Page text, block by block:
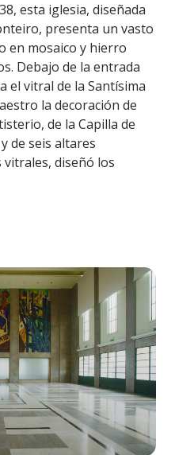
esta iglesia, diseñada
presenta un vasto
en mosaico y hierro
Debajo de la entrada
el vitral de la Santísima
la decoración de
de la Capilla de
de seis altares
vitrales, diseñó los